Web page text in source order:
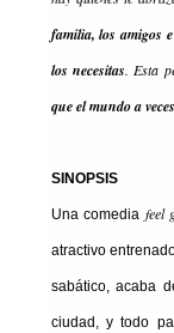
familia, los amigos
los necesitas. Esta
que el mundo a
SINOPSIS
Una comedia feel
atractivo
sabático, acaba
ciudad, y todo